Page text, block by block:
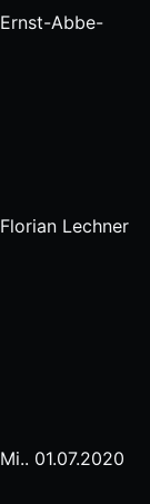
Ernst-Abbe-
Florian Lechner
Mi.. 01.07.2020